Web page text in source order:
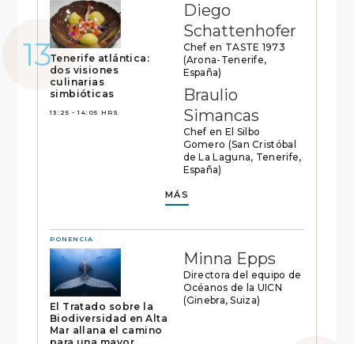
Tenerife atlántica:
dos visiones
culinarias
simbióticas
13:25 - 14:05 HRS
Diego
Schattenhofer
Chef en TASTE 1973
(Arona-Tenerife,
España)
Braulio
Simancas
Chef en El Silbo
Gomero (San Cristóbal
de La Laguna, Tenerife,
España)
MÁS
PONENCIA
El Tratado sobre la
Biodiversidad en Alta
Mar allana el camino
Minna Epps
Directora del equipo de
Océanos de la UICN
(Ginebra, Suiza)